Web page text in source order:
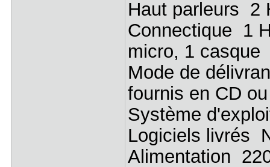
Haut parleurs 2
Connectique 1
micro, 1 casque
Mode de
fournis en CD
Système
Logiciels livrés
Alimentation